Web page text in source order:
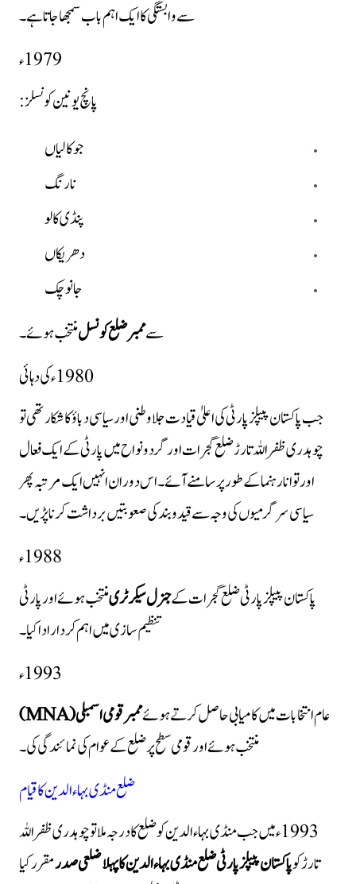
سے وابستگی کا ایک اہم باب سمجھا جاتا ہے۔
1979ء
پانچ یونین کونسلز:
جوکالیاں
نارنگ
پنڈی کالو
دھریکاں
جانو چک
سےممبر ضلع کونسلمنتخب ہوئے۔
1980ء کی دہائی
جب پاکستان پیپلز پارٹی کی اعلیٰ قیادت جلاوطنی اور سیاسی دباؤ کا شکار تھی تو
چوہدری ظفر اللہ تارڑ ضلع گجرات اور گردونواح میں پارٹی کے ایک فعال
اور توانا رہنما کے طور پر سامنے آئے۔ اس دوران انہیں ایک مرتبہ پھر
سیاسی سرگرمیوں کی وجہ سے قید و بند کی صعوبتیں برداشت کرنا پڑیں۔
1988ء
پاکستان پیپلز پارٹی ضلع گجرات کےجنرل سیکرٹریمنتخب ہوئے اور پارٹی
تنظیم سازی میں اہم کردار ادا کیا۔
1993ء
عام انتخابات میں کامیابی حاصل کرتے ہوئےممبر قومی اسمبلی (MNA)
منتخب ہوئے اور قومی سطح پر ضلع کے عوام کی نمائندگی کی۔
ضلع منڈی بہاءالدین کا قیام
1993ء میں جب منڈی بہاءالدین کو ضلع کا درجہ ملا تو چوہدری ظفر اللہ
تارڑ کوپاکستان پیپلز پارٹی ضلع منڈی بہاءالدین کا پہلا ضلعی صدرمقرر کیا